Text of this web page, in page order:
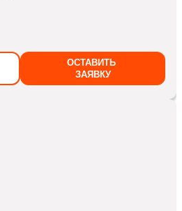
ОСТАВИТЬ
ЗАЯВКУ